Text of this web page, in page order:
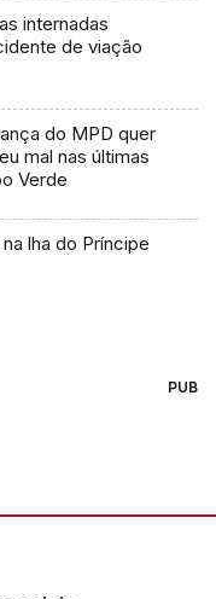
internadas
de viação
do MPD quer
mal nas últimas
Verde
lha do Príncipe
PUB